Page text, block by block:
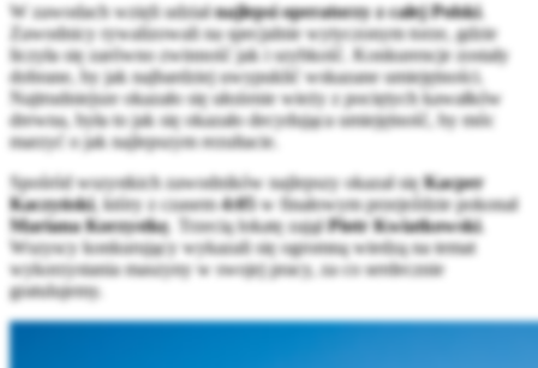
W zawodach wzięli udziałnajlepsi operatorzy z całej Polski.
Zawodnicy rywalizowali na specjalnie wytyczonym torze, gdzie
liczyła się zarówno zwinność jak i szybkość. Konkurencje zostały
dobrane, by jak najbardziej uwypuklić wskazane umiejętności.
Najtrudniejsze okazało się ułożenie wieży z pociętych kawałków
drewna, była to jak się okazało decydująca umiejętność, by móc
marzyć o jak najlepszym rezultacie.
Spośród wszystkich zawodników najlepszy okazał sięKacper
Kaczyński, który z czasem4:05w finałowym przejeździe pokonał
Mariana Korzystkę. Trzecią lokatę zająłPiotr Kwiatkowski.
Wszyscy konkurujący wykazali się ogromną wiedzą na temat
wykorzystania maszyny w swojej pracy, za co serdecznie
gratulujemy.